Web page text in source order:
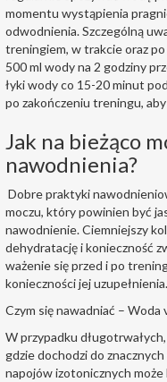
momentu wystąpienia
odwodnienia. Szczególną
treningiem, w trakcie oraz po
500 ml wody na 2 godziny
łyki wody co 15-20 minut
po zakończeniu treningu,
Jak na bieżąco
nawodnienia?
Dobre praktyki
moczu, który powinien być
nawodnienie. Ciemniejszy
dehydratację i konieczność
ważenie się przed i po
konieczności jej uzupełnienia.
Czym się nawadniać – Woda
W przypadku
gdzie dochodzi do
napojów izotonicznych